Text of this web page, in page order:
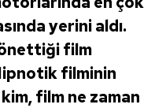
yerini aldı.
film
filminin
film ne zaman